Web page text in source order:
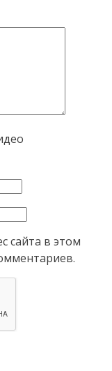
сайта в этом